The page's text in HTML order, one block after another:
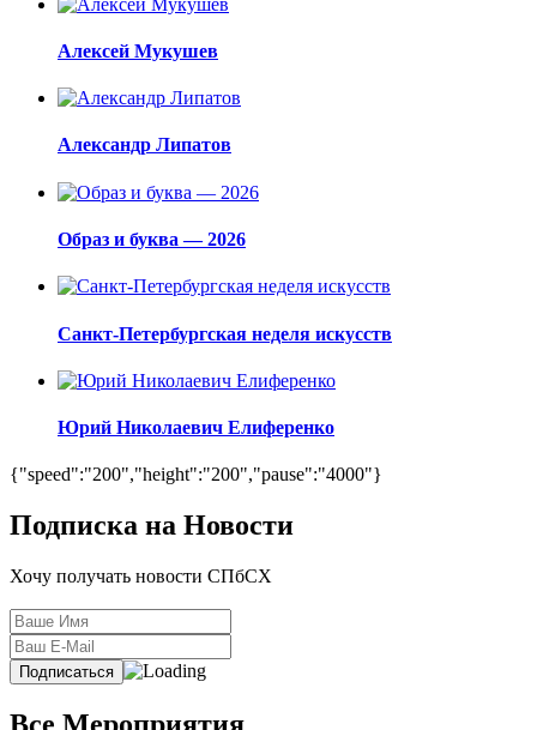
Алексей Мукушев
Александр Липатов
Образ и буква — 2026
Санкт-Петербургская неделя искусств
Юрий Николаевич Елиференко
{"speed":"200","height":"200","pause":"4000"}
Подписка на Новости
Хочу получать новости СПбСХ